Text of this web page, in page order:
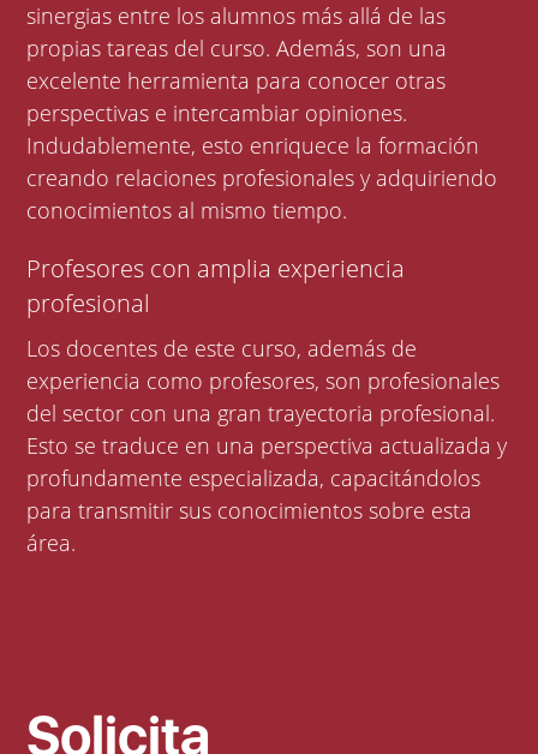
sinergias entre los alumnos más allá de las
propias tareas del curso. Además, son una
excelente herramienta para conocer otras
perspectivas e intercambiar opiniones.
Indudablemente, esto enriquece la formación
creando relaciones profesionales y adquiriendo
conocimientos al mismo tiempo.
Profesores con amplia experiencia
profesional
Los docentes de este curso, además de
experiencia como profesores, son profesionales
del sector con una gran trayectoria profesional.
Esto se traduce en una perspectiva actualizada y
profundamente especializada, capacitándolos
para transmitir sus conocimientos sobre esta
área.
Solicita